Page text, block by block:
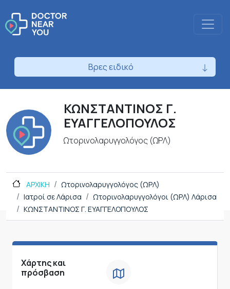
Βρες ειδικό
ΚΩΝΣΤΑΝΤΙΝΟΣ Γ.
ΕΥΑΓΓΕΛΟΠΟΥΛΟΣ
Ωτορινολαρυγγολόγος (ΩΡΛ)
ΑΡΧΙΚΗ
Ωτορινολαρυγγολόγος (ΩΡΛ)
Ιατροί σε Λάρισα
Ωτορινολαρυγγολόγοι (ΩΡΛ) Λάρισα
ΚΩΝΣΤΑΝΤΙΝΟΣ Γ. ΕΥΑΓΓΕΛΟΠΟΥΛΟΣ
Χάρτης και
πρόσβαση